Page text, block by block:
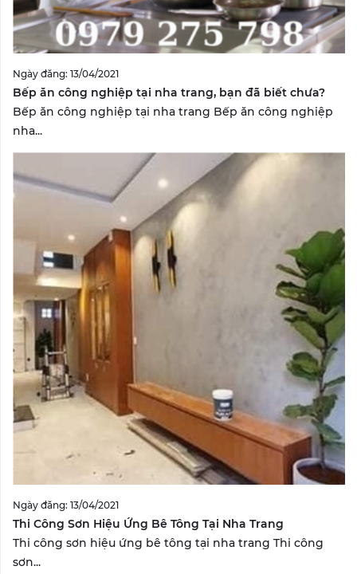
Ngày đăng: 13/04/2021
Bếp ăn công nghiệp tại nha trang, bạn đã biết chưa?
Bếp ăn công nghiệp tại nha trang Bếp ăn công nghiệp
nha...
Ngày đăng: 13/04/2021
Thi Công Sơn Hiệu Ứng Bê Tông Tại Nha Trang
Thi công sơn hiệu ứng bê tông tại nha trang Thi công
sơn...